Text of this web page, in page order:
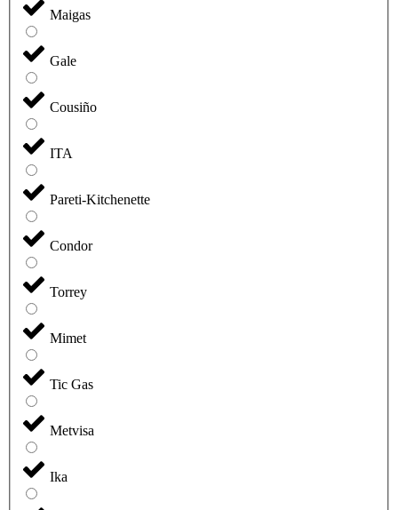
Maigas
Gale
Cousiño
ITA
Pareti-Kitchenette
Condor
Torrey
Mimet
Tic Gas
Metvisa
Ika